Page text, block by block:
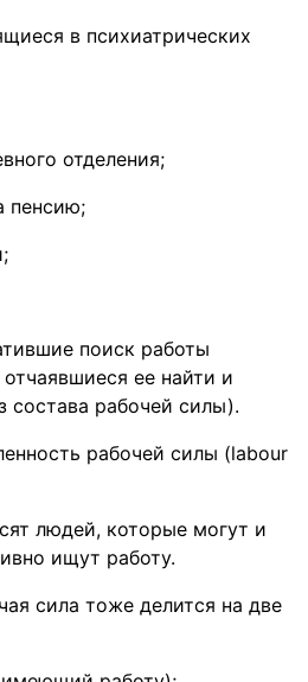
в психиатрических
отделения;
пенсию;
поиск работы
ее найти и
рабочей силы).
рабочей силы (labour
людей, которые могут и
ищут работу.
сила тоже делится на две